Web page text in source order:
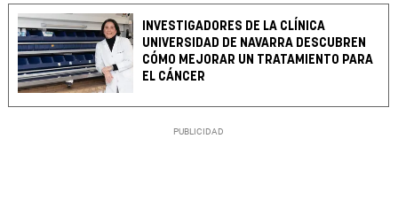
INVESTIGADORES DE LA CLÍNICA
UNIVERSIDAD DE NAVARRA DESCUBREN
CÓMO MEJORAR UN TRATAMIENTO PARA
EL CÁNCER